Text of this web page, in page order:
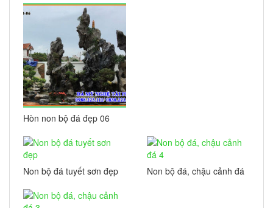
Hòn non bộ đá đẹp 06
Non bộ đá tuyết sơn đẹp
Non bộ đá, chậu cảnh đá